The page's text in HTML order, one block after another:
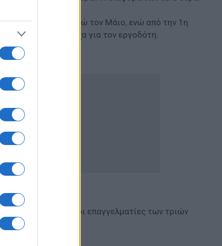
ήταν στα 65 ευρώ τον Μάιο, ενώ από την 1η
και αντίστοιχα για τον εργοδότη.
οι ελεύθεροι επαγγελματίες των τριών